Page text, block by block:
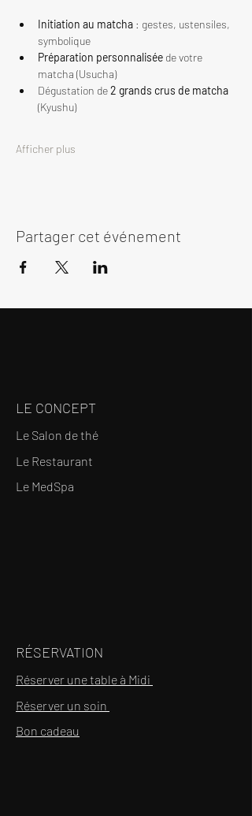
Initiation au matcha : gestes, ustensiles,
symbolique
Préparation personnalisée de votre
matcha (Usucha)
Dégustation de 2 grands crus de matcha
(Kyushu)
Afficher plus
Partager cet événement
LE CONCEPT
Le Salon de thé
Le Restaurant
Le MedSpa
RÉSERVATION
Réserver une table à Midi
Réserver un soin
Bon cadeau